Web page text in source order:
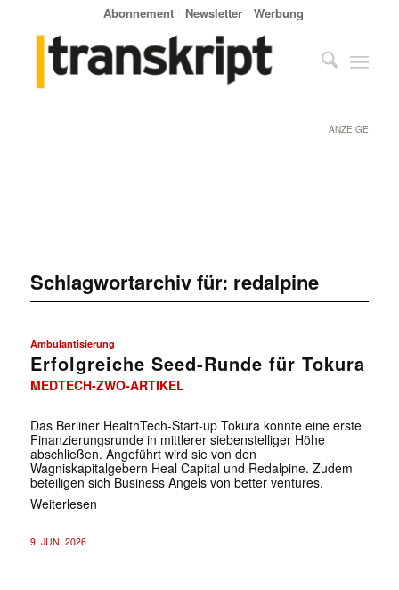
Abonnement Newsletter Werbung
ANZEIGE
Schlagwortarchiv für: redalpine
Ambulantisierung
Erfolgreiche Seed-Runde für Tokura
MEDTECH-ZWO-ARTIKEL
Das Berliner HealthTech-Start-up Tokura konnte eine erste
Finanzierungsrunde in mittlerer siebenstelliger Höhe
abschließen. Angeführt wird sie von den
Wagniskapitalgebern Heal Capital und Redalpine. Zudem
beteiligen sich Business Angels von better ventures.
Weiterlesen
9. JUNI 2026